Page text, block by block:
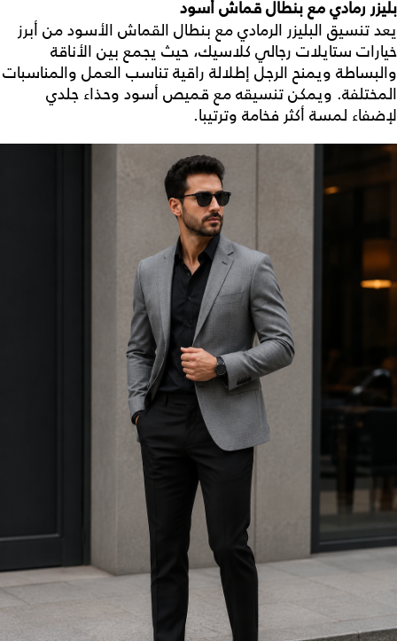
بليزر رمادي مع بنطال قماش أسود
يعد تنسيق البليزر الرمادي مع بنطال القماش الأسود من أبرز
خيارات ستايلات رجالي كلاسيك، حيث يجمع بين الأناقة
والبساطة ويمنح الرجل إطلالة راقية تناسب العمل والمناسبات
المختلفة. ويمكن تنسيقه مع قميص أسود وحذاء جلدي
لإضفاء لمسة أكثر فخامة وترتيبا.